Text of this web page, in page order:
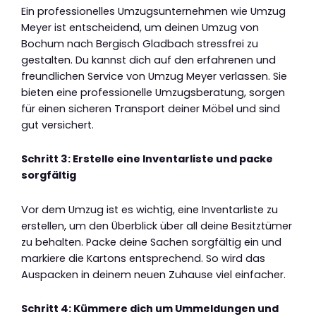
Ein professionelles Umzugsunternehmen wie Umzug
Meyer ist entscheidend, um deinen Umzug von
Bochum nach Bergisch Gladbach stressfrei zu
gestalten. Du kannst dich auf den erfahrenen und
freundlichen Service von Umzug Meyer verlassen. Sie
bieten eine professionelle Umzugsberatung, sorgen
für einen sicheren Transport deiner Möbel und sind
gut versichert.
Schritt 3: Erstelle eine Inventarliste und packe
sorgfältig
Vor dem Umzug ist es wichtig, eine Inventarliste zu
erstellen, um den Überblick über all deine Besitztümer
zu behalten. Packe deine Sachen sorgfältig ein und
markiere die Kartons entsprechend. So wird das
Auspacken in deinem neuen Zuhause viel einfacher.
Schritt 4: Kümmere dich um Ummeldungen und